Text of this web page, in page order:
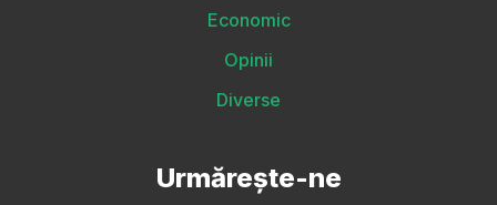
Economic
Opinii
Diverse
Urmărește-ne